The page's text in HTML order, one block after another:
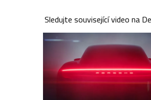
Sledujte související video na